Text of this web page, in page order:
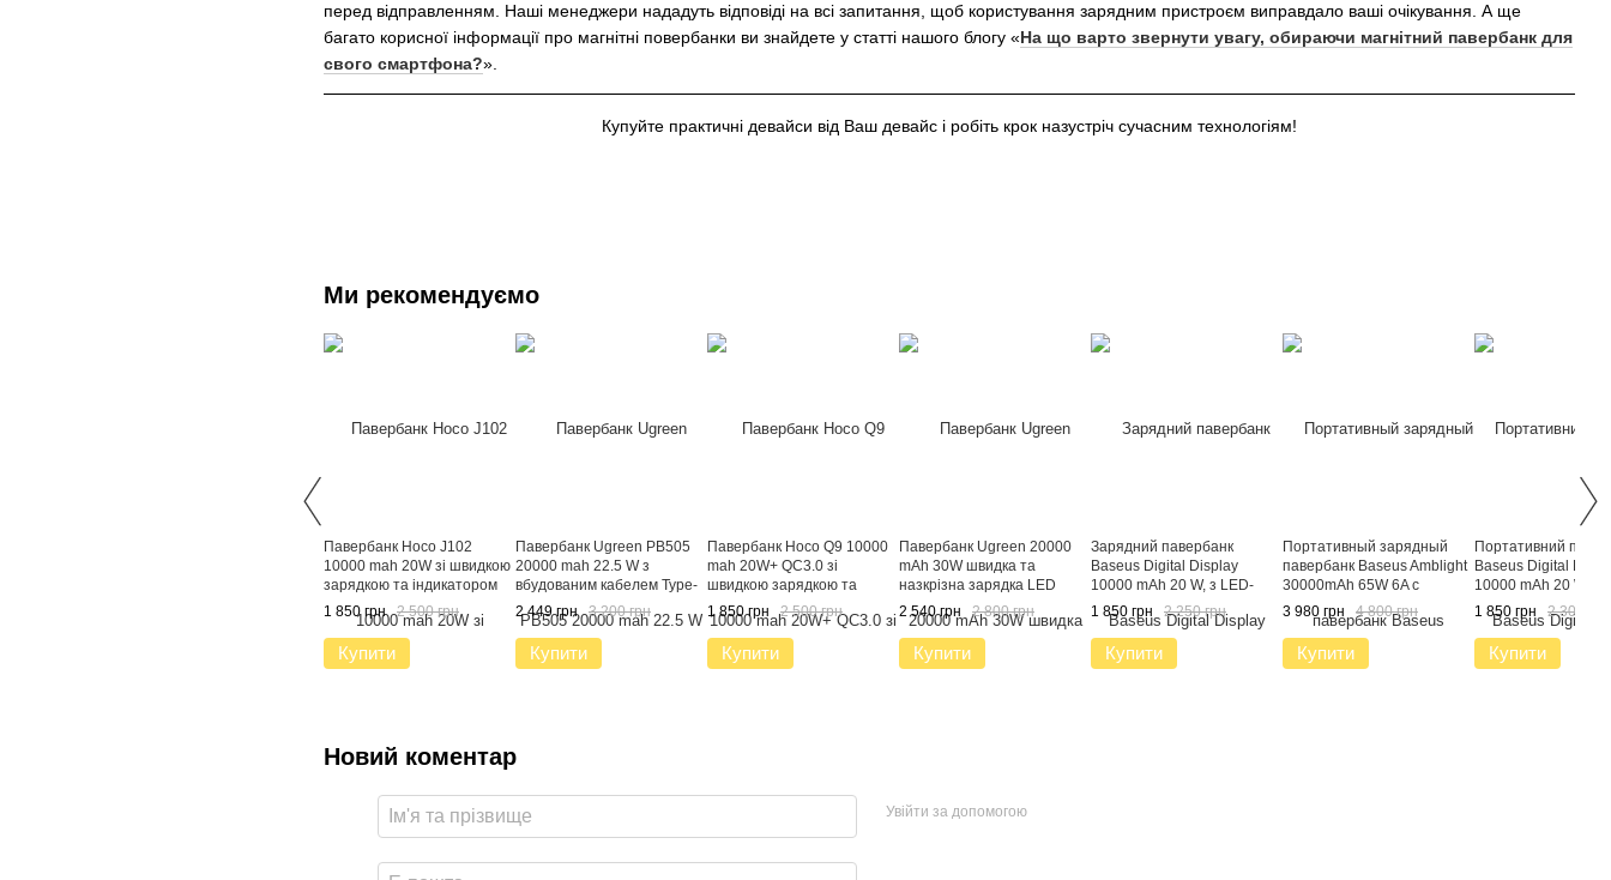
перед відправленням. Наші менеджери нададуть відповіді на всі запитання, щоб користування зарядним пристроєм виправдало ваші очікування. А ще
багато корисної інформації про магнітні повербанки ви знайдете у статті нашого блогу «На що варто звернути увагу, обираючи магнітний павербанк для
свого смартфона?».
Купуйте практичні девайси від Ваш девайс і робіть крок назустріч сучасним технологіям!
Ми рекомендуємо
Павербанк Hoco J102
10000 mah 20W зі швидкою
зарядкою та індикатором
заряду
1 850 грн 2 500 грн
Купити
Павербанк Ugreen PB505
20000 mah 22.5 W з
вбудованим кабелем Type-
C, LED дисплеєм та
швидкою зарядкою
Зовнішній акумулятор для
зарядки телефону,
2 449 грн 3 200 грн
Купити
Павербанк Hoco Q9 10000
mah 20W+ QC3.0 зі
швидкою зарядкою та
індикатором заряду з
кабелем у комплекті
1 850 грн 2 500 грн
Купити
Павербанк Ugreen 20000
mAh 30W швидка та
назкрізна зарядка LED
дисплеєм та індикатором
заряду Зовнішній
акумулятор для телефону
та роутера
2 540 грн 2 800 грн
Купити
Зарядний павербанк
Baseus Digital Display
10000 mAh 20 W, з LED-
дисплеєм, + кабель Type-c
1 850 грн 2 250 грн
Купити
Портативный зарядный
павербанк Baseus Amblight
30000mAh 65W 6A с
технологией быстрой
зарядки QC3.0+PD3.0 для
зарядки телефона
планшета и ноутбука
3 980 грн 4 800 грн
Купити
Портативний
Baseus Digital
10000 mAh 20 W,
дисплей + кабель
(Білий)
1 850 грн 2 300 грн
Купити
Новий коментар
Увійти за допомогою